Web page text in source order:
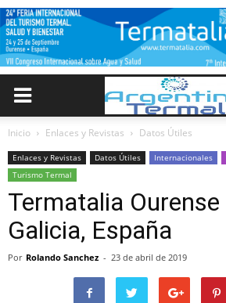
Inicio Enlaces y Revistas Datos Útiles
Enlaces y Revistas Datos Útiles Internacionales
Turismo Termal
Termatalia
Galicia, España
Por Rolando Sanchez - 23 de abril de 2019